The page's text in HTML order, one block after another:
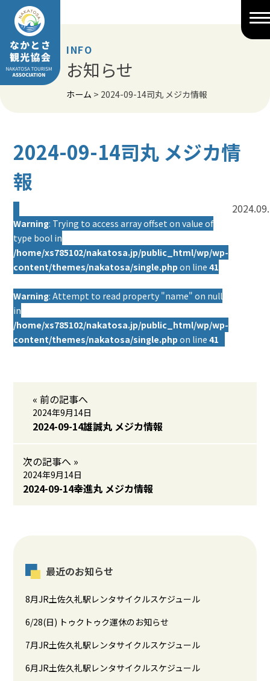
Skip
content
INFO
お知らせ
ホーム > 2024-09-14司丸 メジカ情報
2024-09-14司丸 メジカ情
報
Warning: Trying to access array offset on value of
type bool in
/home/xs785102/nakatosa.jp/public_html/wp/wp-
content/themes/nakatosa/single.php on line41
Warning: Attempt to read property "name" on null
in
/home/xs785102/nakatosa.jp/public_html/wp/wp-
content/themes/nakatosa/single.php on line41
« 前の記事へ
2024年9月14日
2024-09-14雄誠丸 メジカ情報
次の記事へ »
2024年9月14日
2024-09-14幸進丸 メジカ情報
最近のお知らせ
8月JR土佐久礼駅レンタサイクルスケジュール
6/28(日) トゥクトゥク運休のお知らせ
7月JR土佐久礼駅レンタサイクルスケジュール
6月JR土佐久礼駅レンタサイクルスケジュール